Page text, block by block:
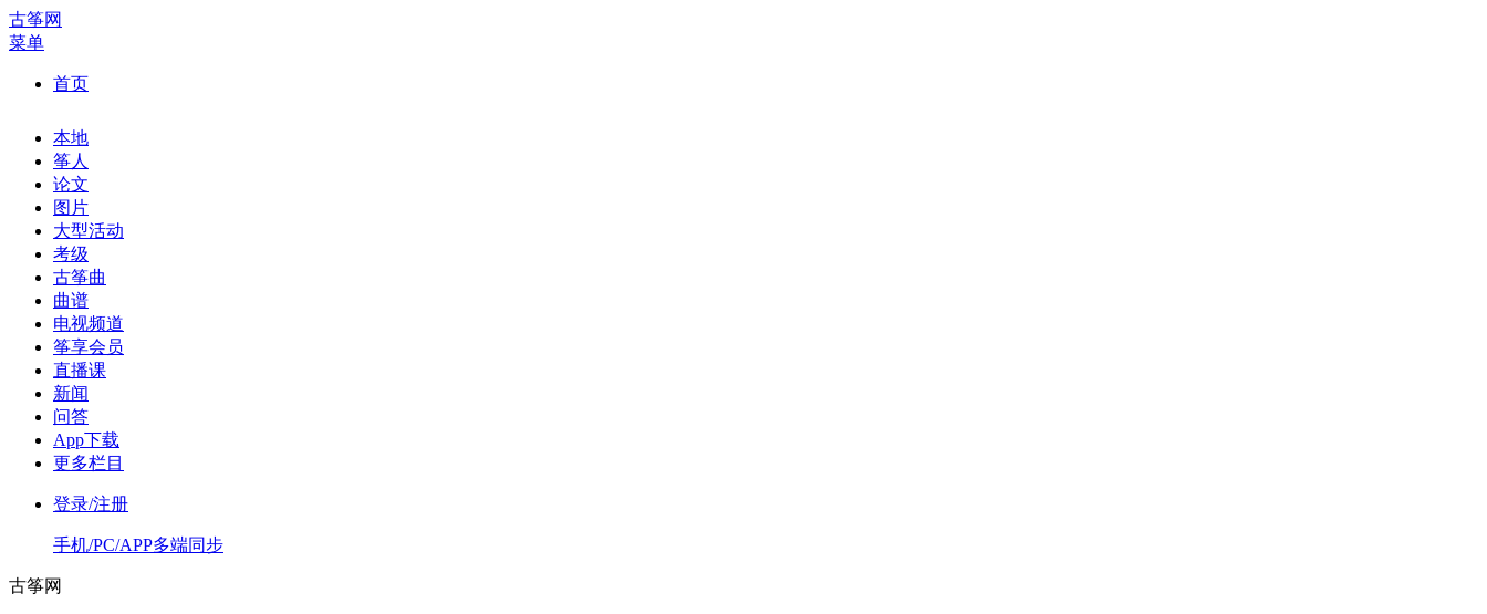
古筝网
菜单
首页
本地
筝人
论文
图片
大型活动
考级
古筝曲
曲谱
电视频道
筝享会员
直播课
新闻
问答
App下载
更多栏目
登录/注册
手机/PC/APP多端同步
古筝网